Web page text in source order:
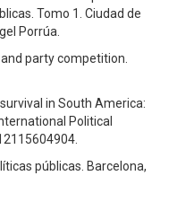
Tomo 1. Ciudad de
Porrúa.
and party competition.
in South America:
Political
públicas. Barcelona,